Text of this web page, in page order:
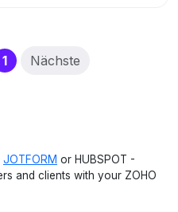
1(current)
Nächste
JOTFORM or HUBSPOT -
and clients with your ZOHO